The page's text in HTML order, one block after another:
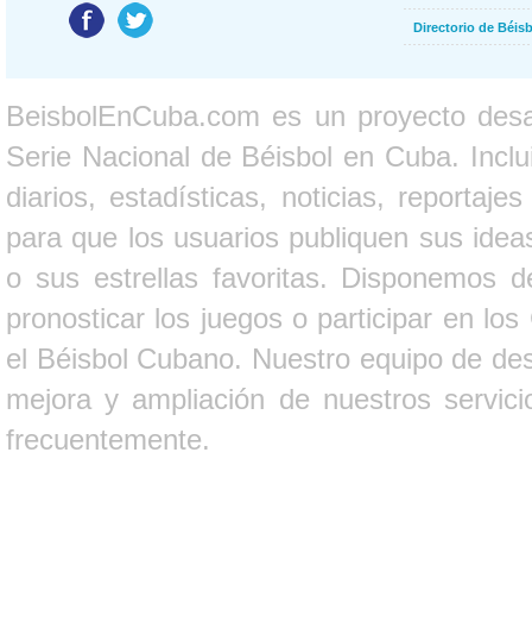
Directorio de
BeisbolEnCuba.com es un proyecto
Serie Nacional de Béisbol en Cuba.
diarios, estadísticas, noticias,
para que los usuarios publiquen sus
o sus estrellas favoritas. Disponemos
pronosticar los juegos o participar en
el Béisbol Cubano. Nuestro equipo de
mejora y ampliación de nuestros
frecuentemente.